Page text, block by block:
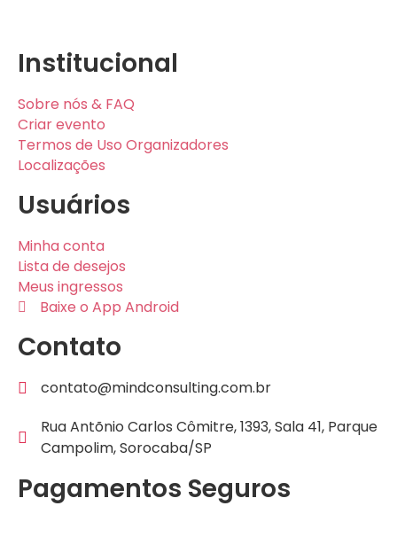
Institucional
Sobre nós & FAQ
Criar evento
Termos de Uso Organizadores
Localizações
Usuários
Minha conta
Lista de desejos
Meus ingressos
Baixe o App Android
Contato
contato@mindconsulting.com.br
Rua Antõnio Carlos Cômitre, 1393, Sala 41, Parque
Campolim, Sorocaba/SP
Pagamentos Seguros